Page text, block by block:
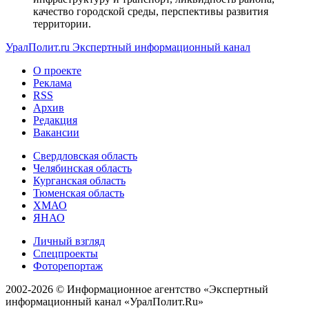
качество городской среды, перспективы развития
территории.
УралПолит.ru Экспертный информационный канал
О проекте
Реклама
RSS
Архив
Редакция
Вакансии
Свердловская область
Челябинская область
Курганская область
Тюменская область
ХМАО
ЯНАО
Личный взгляд
Спецпроекты
Фоторепортаж
2002-2026 © Информационное агентство «Экспертный
информационный канал «УралПолит.Ru»